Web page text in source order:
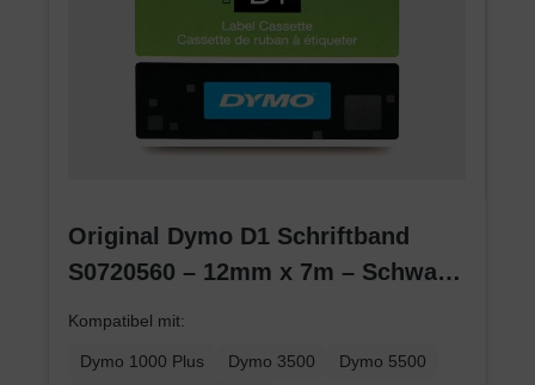
Original Dymo D1 Schriftband
S0720560 – 12mm x 7m – Schwarz
Kompatibel mit:
Dymo 1000 Plus Dymo 3500
Dymo 5500